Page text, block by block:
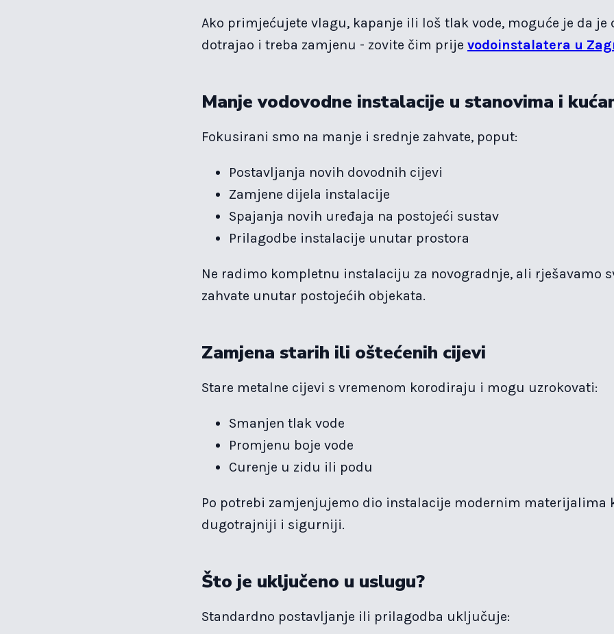
Ako primjećujete vlagu, kapanje ili loš tlak vode, moguće je da je
dotrajao i treba zamjenu - zovite čim prije vodoinstalatera u
Manje vodovodne instalacije u stanovima i
Fokusirani smo na manje i srednje zahvate, poput:
Postavljanja novih dovodnih cijevi
Zamjene dijela instalacije
Spajanja novih uređaja na postojeći sustav
Prilagodbe instalacije unutar prostora
Ne radimo kompletnu instalaciju za novogradnje, ali rješavamo
zahvate unutar postojećih objekata.
Zamjena starih ili oštećenih cijevi
Stare metalne cijevi s vremenom korodiraju i mogu uzrokovati:
Smanjen tlak vode
Promjenu boje vode
Curenje u zidu ili podu
Po potrebi zamjenjujemo dio instalacije modernim materijalima
dugotrajniji i sigurniji.
Što je uključeno u uslugu?
Standardno postavljanje ili prilagodba uključuje: